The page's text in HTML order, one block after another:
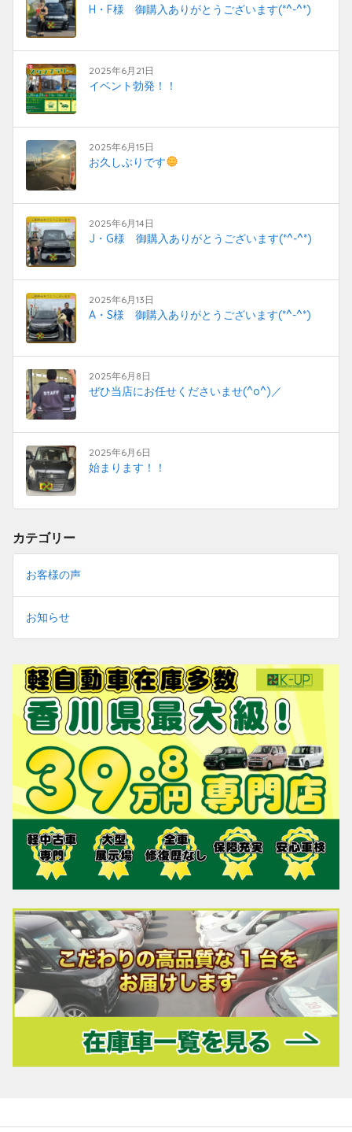
H・F様 御購入ありがとうございます(*^-^*)
2025年6月21日
イベント勃発！！
2025年6月15日
お久しぶりです
2025年6月14日
J・G様 御購入ありがとうございます(*^-^*)
2025年6月13日
A・S様 御購入ありがとうございます(*^-^*)
2025年6月8日
ぜひ当店にお任せくださいませ(^o^)／
2025年6月6日
始まります！！
カテゴリー
お客様の声
お知らせ